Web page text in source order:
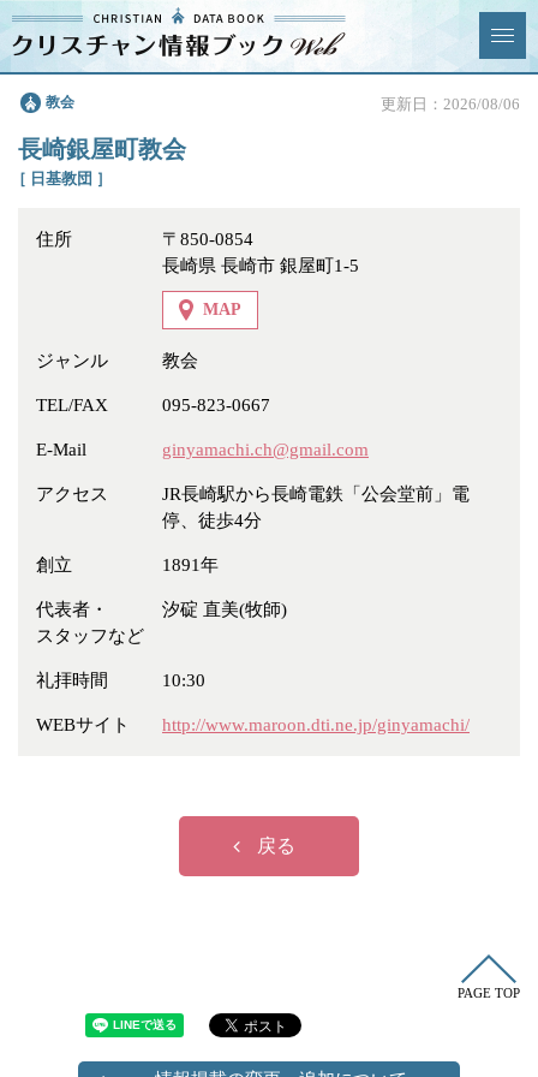
クリスチャン
情報ブックとは
News & Topics
よくあるご質問
教会 学校・幼稚園・神学校
特別集会奉仕者 医療・福祉
お店・企業・その他
教会 更新日：2026/08/06
長崎銀屋町教会
［ 日基教団 ］
住所
〒850-0854
長崎県 長崎市 銀屋町1-5
MAP
ジャンル 教会
TEL/FAX 095-823-0667
E-Mail ginyamachi.ch@gmail.com
アクセス
JR長崎駅から長崎電鉄「公会堂前」電
停、徒歩4分
創立 1891年
代表者・
スタッフなど
汐碇 直美(牧師)
礼拝時間 10:30
WEBサイト http://www.maroon.dti.ne.jp/ginyamachi/
戻る
PAGE TOP